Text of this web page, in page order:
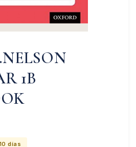
1B
días